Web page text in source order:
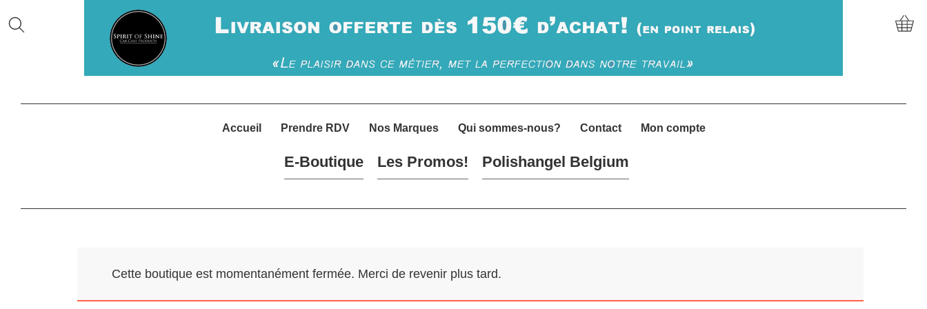
Accueil Prendre RDV Nos Marques Qui sommes-nous? Contact Mon compte
E-Boutique Les Promos! Polishangel Belgium
Cette boutique est momentanément fermée. Merci de revenir plus tard.